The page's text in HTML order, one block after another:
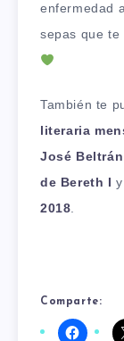
enfermedad
sepas que te
También te
literaria
José Beltrán
de Bereth I
2018
Comparte: